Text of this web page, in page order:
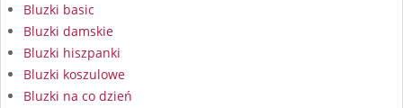
Bluzki basic
Bluzki damskie
Bluzki hiszpanki
Bluzki koszulowe
Bluzki na co dzień